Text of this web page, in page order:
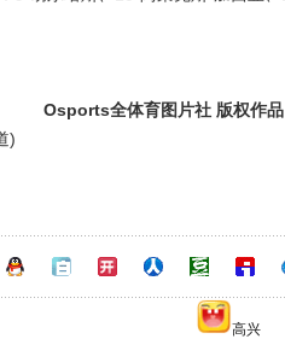
Osports全体育图片社 版权作
)
高兴